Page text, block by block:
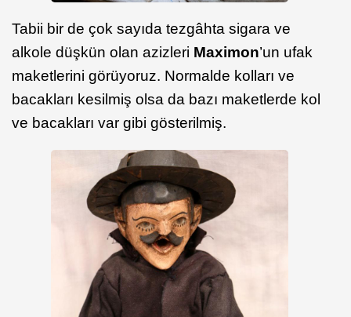
Tabii bir de çok sayıda tezgâhta sigara ve
alkole düşkün olan azizleri Maximon’un ufak
maketlerini görüyoruz. Normalde kolları ve
bacakları kesilmiş olsa da bazı maketlerde kol
ve bacakları var gibi gösterilmiş.